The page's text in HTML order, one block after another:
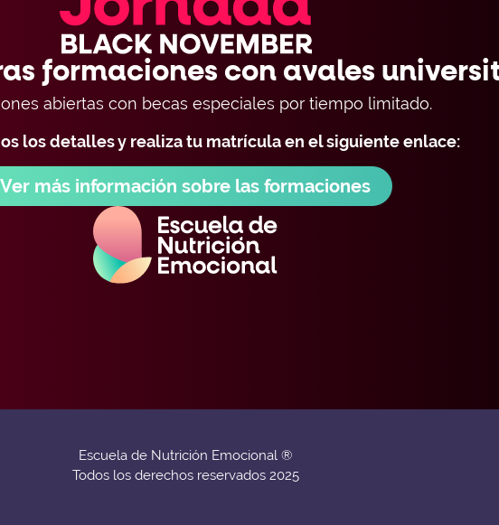
formaciones con avales
abiertas con becas especiales por tiempo limitado.
los detalles y realiza tu matrícula en el siguiente enlace:
Ver más información sobre las formaciones
Escuela de Nutrición Emocional ®
Todos los derechos reservados 2025